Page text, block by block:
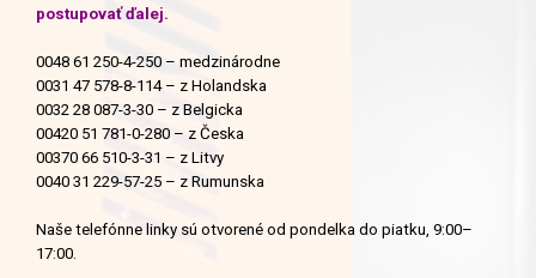
postupovať ďalej.
0048 61 250-4-250 – medzinárodne
0031 47 578-8-114 – z Holandska
0032 28 087-3-30 – z Belgicka
00420 51 781-0-280 – z Česka
00370 66 510-3-31 – z Litvy
0040 31 229-57-25 – z Rumunska
Naše telefónne linky sú otvorené od pondelka do piatku, 9:00–
17:00.